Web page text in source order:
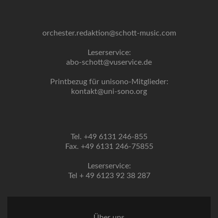
orchester.redaktion@schott-music.com
Leserservice:
abo-schott@vuservice.de
Printbezug für unisono-Mitglieder:
kontakt@uni-sono.org
Tel. +49 6131 246-855
Fax. +49 6131 246-75855
Leserservice:
Tel + 49 6123 92 38 287